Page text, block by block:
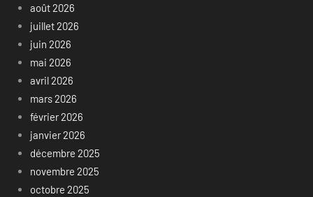
août 2026
juillet 2026
juin 2026
mai 2026
avril 2026
mars 2026
février 2026
janvier 2026
décembre 2025
novembre 2025
octobre 2025